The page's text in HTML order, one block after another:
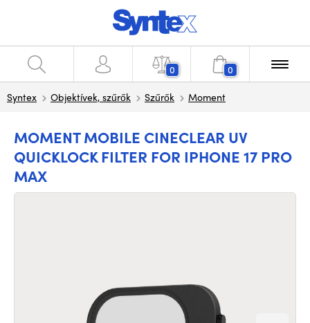
0 0
Syntex Objektívek, szűrők Szűrők Moment
MOMENT MOBILE CINECLEAR UV
QUICKLOCK FILTER FOR IPHONE 17 PRO
MAX